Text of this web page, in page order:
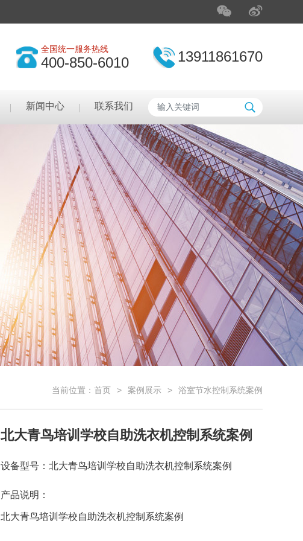
全国统一服务热线
400-850-6010 13911861670
新闻中心 联系我们
当前位置： 首页 案例展示 浴室节水控制系统案例
北大青鸟培训学校自助洗衣机控制系统案例
设备型号：北大青鸟培训学校自助洗衣机控制系统案例
产品说明：
北大青鸟培训学校自助洗衣机控制系统案例